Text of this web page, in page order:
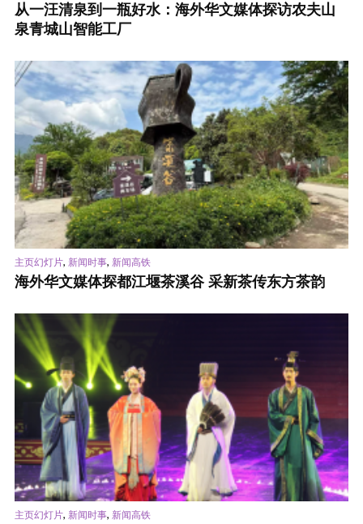
从一汪清泉到一瓶好水：海外华文媒体探访农夫山
泉青城山智能工厂
主页幻灯片, 新闻时事, 新闻高铁
海外华文媒体探都江堰茶溪谷 采新茶传东方茶韵
主页幻灯片, 新闻时事, 新闻高铁